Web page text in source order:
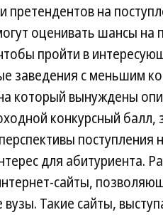
претендентов на
оценивать шансы на
пройти в
заведения с меньшим
который вынуждены
конкурсный
поступления
для абитуриента.
сайты,
вузы. Такие сайты,